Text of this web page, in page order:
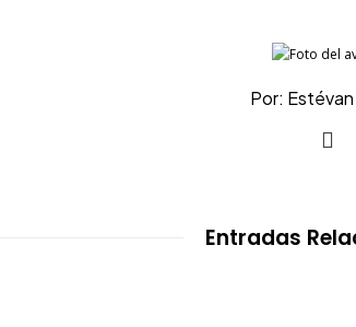
Por:
Entradas